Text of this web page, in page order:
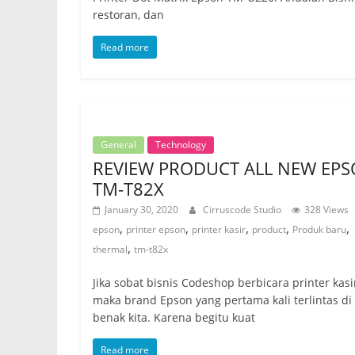
restoran, dan
Read more
General Technology
REVIEW PRODUCT ALL NEW
TM-T82X
January 30, 2020 Cirruscode Studio
328 Views
epson, printer epson, printer kasir, product, Produk baru,
thermal, tm-t82x
Jika sobat bisnis Codeshop berbicara printer
maka brand Epson yang pertama kali terlintas di
benak kita. Karena begitu kuat
Read more